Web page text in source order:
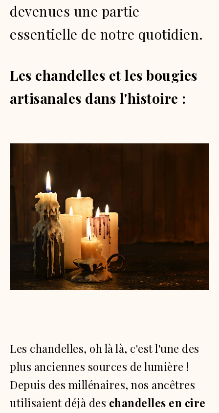
devenues une partie
essentielle de notre quotidien.
Les chandelles et les bougies
artisanales dans l'histoire :
Les chandelles, oh là là, c'est l'une des
plus anciennes sources de lumière !
Depuis des millénaires, nos ancêtres
utilisaient déjà des chandelles en cire